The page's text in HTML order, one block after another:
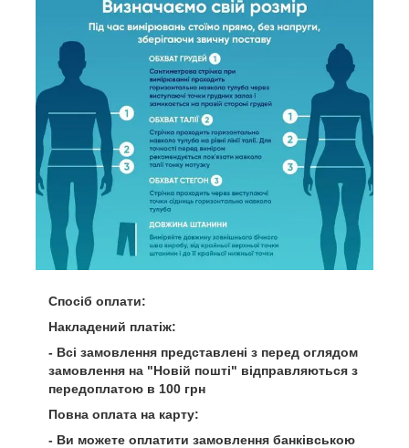
Спосіб оплати:
Накладений платіж:
- Всі замовлення представлені з перед оглядом
замовлення на "Новій пошті" відправляються з
передоплатою в 100 грн
Повна оплата на карту:
- Ви можете оплатити замовлення банківською